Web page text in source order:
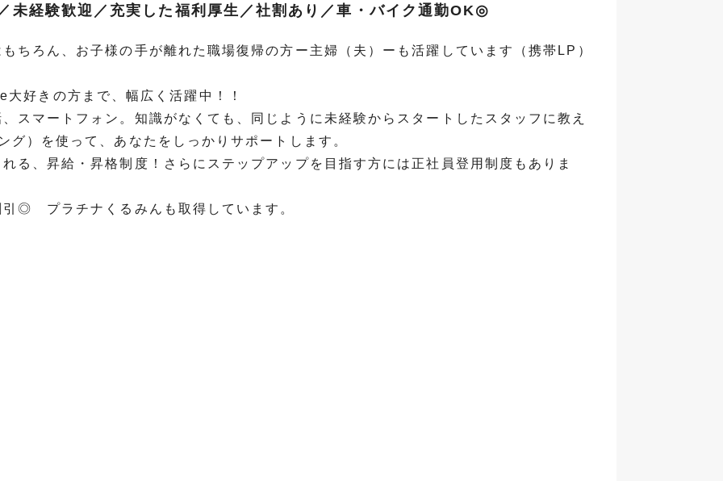
未経験歓迎／充実した福利厚生／社割あり／車・バイク通勤OK◎
ちろん、お子様の手が離れた職場復帰の方ー主婦（夫）ーも活躍しています（携帯LP）
好きの方まで、幅広く活躍中！！
スマートフォン。知識がなくても、同じように未経験からスタートしたスタッフに教え
グ）を使って、あなたをしっかりサポートします。
る、昇給・昇格制度！さらにステップアップを目指す方には正社員登用制度もありま
◎ プラチナくるみんも取得しています。